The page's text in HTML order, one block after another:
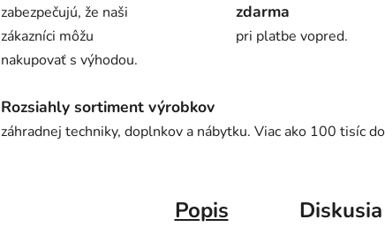
zabezpečujú, že naši
zákazníci môžu
nakupovať s výhodou.
zdarma
pri platbe vopred.
Rozsiahly sortiment výrobkov
záhradnej techniky, doplnkov a nábytku. Viac ako 100 tisíc
Popis Diskusia